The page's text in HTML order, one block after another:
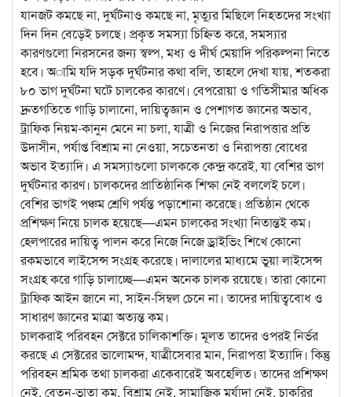
যানজট কমছে না, দুর্ঘটনাও কমছে না, মৃত্যুর মিছিলে নিহতদের সংখ্যা
দিন দিন বেড়েই চলছে। প্রকৃত সমস্যা চিহ্নিত করে, সমস্যার
কারণগুলো নিরসনের জন্য স্বল্প, মধ্য ও দীর্ঘ মেয়াদি পরিকল্পনা নিতে
হবে। অামি যদি সড়ক দুর্ঘটনার কথা বলি, তাহলে দেখা যায়, শতকরা
৮০ ভাগ দুর্ঘটনা ঘটে চালকের কারণে। বেপরোয়া ও গতিসীমার অধিক
দ্রুতগতিতে গাড়ি চালানো, দায়িত্বজ্ঞান ও পেশাগত জ্ঞানের অভাব,
ট্রাফিক নিয়ম-কানুন মেনে না চলা, যাত্রী ও নিজের নিরাপত্তার প্রতি
উদাসীন, পর্যাপ্ত বিশ্রাম না নেওয়া, সচেতনতা ও নিরাপত্তা বোধের
অভাব ইত্যাদি। এ সমস্যাগুলো চালককে কেন্দ্র করেই, যা বেশির ভাগ
দুর্ঘটনার কারণ। চালকদের প্রাতিষ্ঠানিক শিক্ষা নেই বললেই চলে।
বেশির ভাগই পঞ্চম শ্রেণি পর্যন্ত পড়াশোনা করেছে। প্রতিষ্ঠান থেকে
প্রশিক্ষণ নিয়ে চালক হয়েছে—এমন চালকের সংখ্যা নিতান্তই কম।
হেলপারের দায়িত্ব পালন করে নিজে নিজে ড্রাইভিং শিখে কোনো
রকমভাবে লাইসেন্স সংগ্রহ করেছে। দালালের মাধ্যমে ভুয়া লাইসেন্স
সংগ্রহ করে গাড়ি চালাচ্ছে—এমন অনেক চালক রয়েছে। তারা কোনো
ট্রাফিক আইন জানে না, সাইন-সিম্বল চেনে না। তাদের দায়িত্ববোধ ও
সাধারণ জ্ঞানের মাত্রা অত্যন্ত কম।
চালকরাই পরিবহন সেক্টরে চালিকাশক্তি। মূলত তাদের ওপরই নির্ভর
করছে এ সেক্টরের ভালোমন্দ, যাত্রীসেবার মান, নিরাপত্তা ইত্যাদি। কিন্তু
পরিবহন শ্রমিক তথা চালকরা একেবারেই অবহেলিত। তাদের প্রশিক্ষণ
নেই, বেতন-ভাতা কম, বিশ্রাম নেই, সামাজিক মর্যাদা নেই, চাকরির